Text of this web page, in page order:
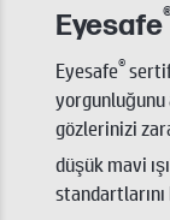
Eyesafe
Eyesafe®
gözlerinizi
düşük mavi